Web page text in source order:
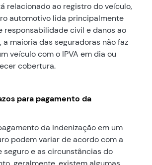
relacionado ao registro do veículo,
automotivo lida principalmente
responsabilidade civil e danos ao
a maioria das seguradoras não faz
veículo com o IPVA em dia ou
cobertura.
para pagamento da
da indenização em um
podem variar de acordo com a
seguro e as circunstâncias do